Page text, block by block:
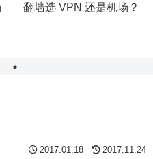
翻墙选 VPN 还是机场？
2017.01.18 2017.11.24